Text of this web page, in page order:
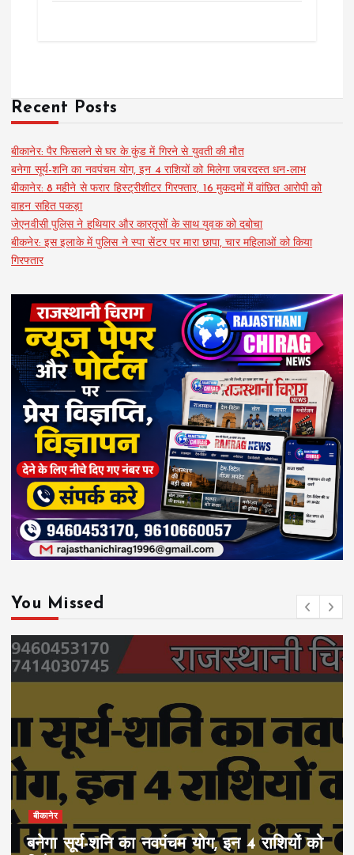
Recent Posts
बीकानेर: पैर फिसलने से घर के कुंड में गिरने से युवती की मौत
बनेगा सूर्य-शनि का नवपंचम योग, इन 4 राशियों को मिलेगा जबरदस्त धन-लाभ
बीकानेर: 8 महीने से फरार हिस्ट्रीशीटर गिरफ्तार, 16 मुकदमों में वांछित आरोपी को
वाहन सहित पकड़ा
जेएनवीसी पुलिस ने हथियार और कारतूसों के साथ युवक को दबोचा
बीकनेर: इस इलाके में पुलिस ने स्पा सेंटर पर मारा छापा, चार महिलाओं को किया
गिरफ्तार
You Missed
बीकानेर
बनेगा सूर्य-शनि का नवपंचम योग, इन 4 राशियों को